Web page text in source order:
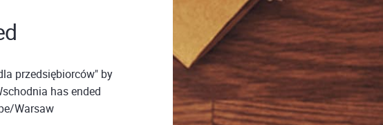
przedsiębiorców" by
has ended
Warsaw